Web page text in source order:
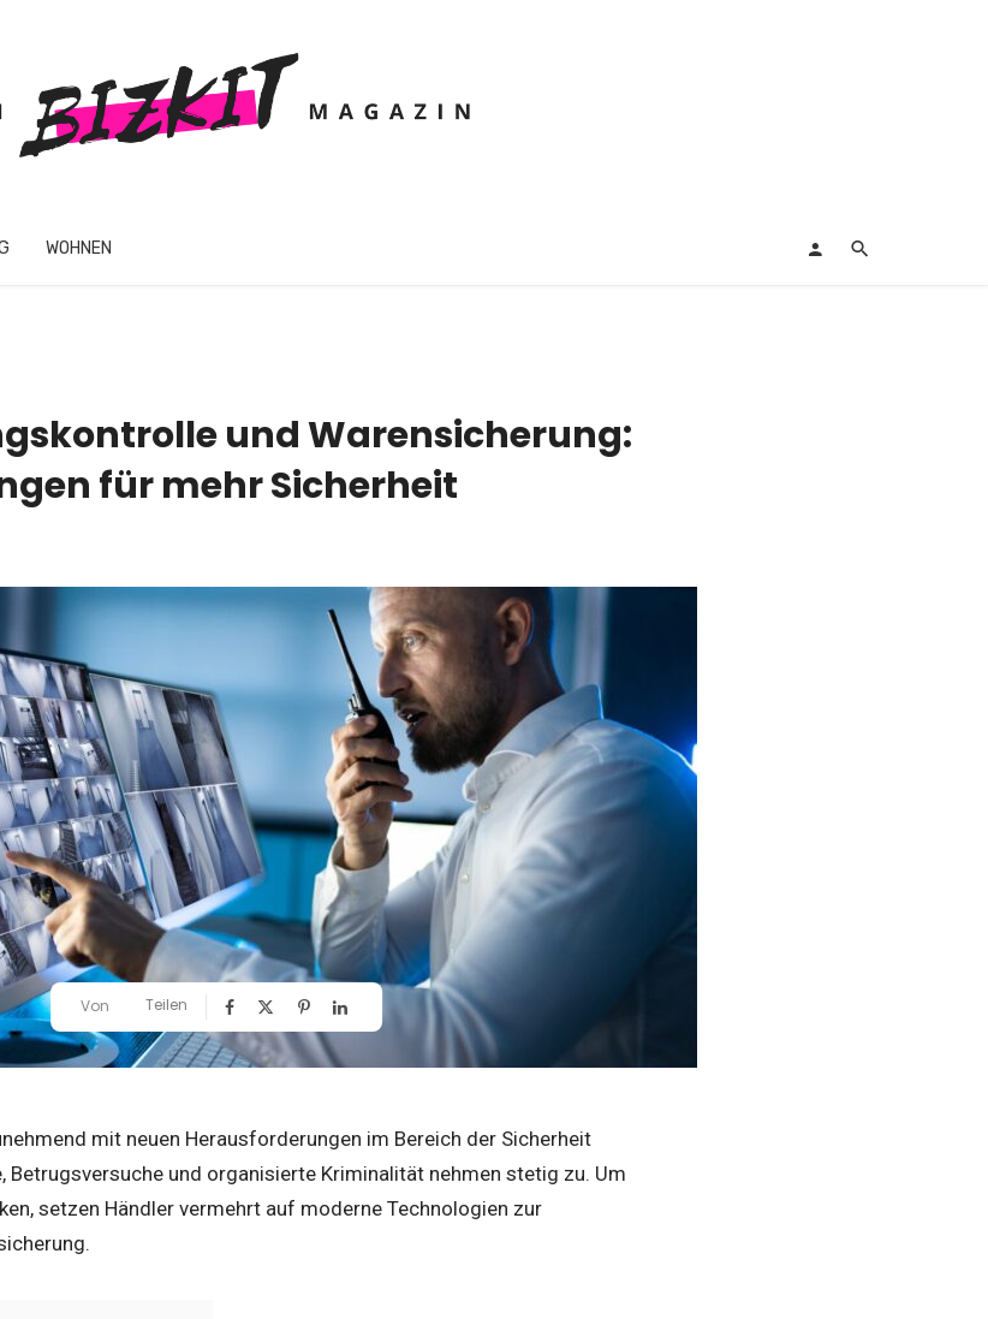
WOHNEN
und Warensicherung:
für mehr Sicherheit
Von Teilen
mit neuen Herausforderungen im Bereich der Sicherheit
Betrugsversuche und organisierte Kriminalität nehmen stetig zu. Um
setzen Händler vermehrt auf moderne Technologien zur